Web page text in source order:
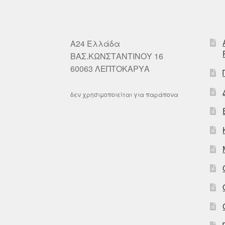
A24 Ελλάδα
ΒΑΣ.ΚΩΝΣΤΑΝΤΙΝΟΥ 16
60063 ΛΕΠΤΟΚΑΡΥΑ
δεν χρησιμοποιείται για παράπονα